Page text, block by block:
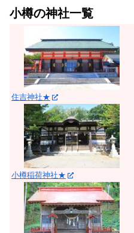
小樽の神社一覧
住吉神社★
小樽稲荷神社★